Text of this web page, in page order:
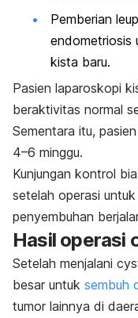
Pemberian
endometriosis
kista baru.
Pasien laparoskopi
beraktivitas normal
Sementara itu,
4–6 minggu.
Kunjungan kontrol
setelah operasi
penyembuhan
Hasil operasi
Setelah menjalani
besar untuk sembuh
tumor lainnya di